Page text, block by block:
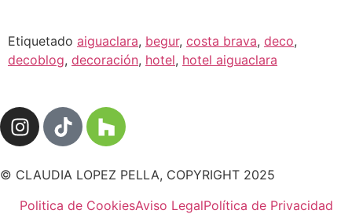
Etiquetado aiguaclara, begur, costa brava, deco,
decoblog, decoración, hotel, hotel aiguaclara
© CLAUDIA LOPEZ PELLA, COPYRIGHT 2025
Politica de CookiesAviso LegalPolítica de Privacidad